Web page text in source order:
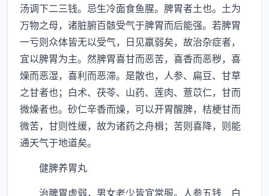
汤调下二三钱。忌生冷面食鱼腥。脾胃者土也。土为
万物之母，诸脏腑百骸受气于脾胃而后能强。若脾胃
一亏则众体皆无以受气，日见羸弱矣，故治杂症者，
宜以脾胃为主。然脾胃喜甘而恶苦，喜香而恶秽，喜
燥而恶湿，喜利而恶滞。是散也，人参、扁豆、甘草
之甘者也；白术、茯苓、山药、莲肉、薏苡仁，甘而
微燥者也。砂仁辛香而燥，可以开胃醒脾，桔梗甘而
微苦，甘则性缓，故为诸药之舟楫；苦则喜降，则能
通天气于地道矣。
健脾养胃丸
治脾胃虚弱，男女老少皆宜常服。人参五钱 白